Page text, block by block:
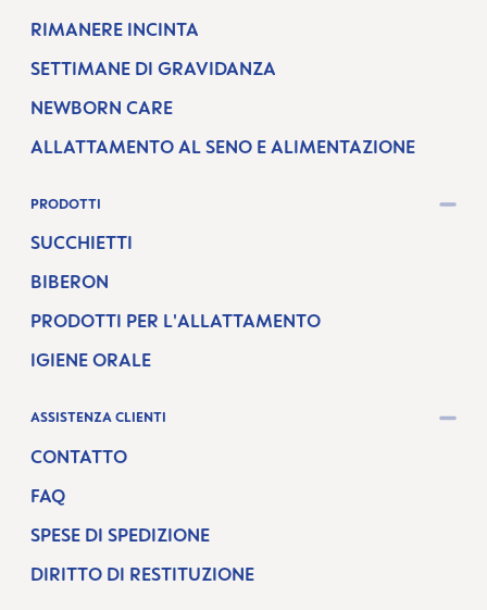
RIMANERE INCINTA
SETTIMANE DI GRAVIDANZA
NEWBORN CARE
ALLATTAMENTO AL SENO E ALIMENTAZIONE
PRODOTTI
SUCCHIETTI
BIBERON
PRODOTTI PER L'ALLATTAMENTO
IGIENE ORALE
ASSISTENZA CLIENTI
CONTATTO
FAQ
SPESE DI SPEDIZIONE
DIRITTO DI RESTITUZIONE